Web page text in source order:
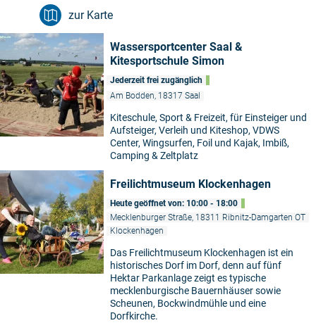
zur Karte
Wassersportcenter Saal &
Kitesportschule Simon
Jederzeit frei zugänglich
Am Bodden, 18317 Saal
Kiteschule, Sport & Freizeit, für Einsteiger und
Aufsteiger, Verleih und Kiteshop, VDWS
Center, Wingsurfen, Foil und Kajak, Imbiß,
Camping & Zeltplatz
Freilichtmuseum Klockenhagen
Heute geöffnet von: 10:00 - 18:00
Mecklenburger Straße, 18311 Ribnitz-Damgarten OT
Klockenhagen
Das Freilichtmuseum Klockenhagen ist ein
historisches Dorf im Dorf, denn auf fünf
Hektar Parkanlage zeigt es typische
mecklenburgische Bauernhäuser sowie
Scheunen, Bockwindmühle und eine
Dorfkirche.